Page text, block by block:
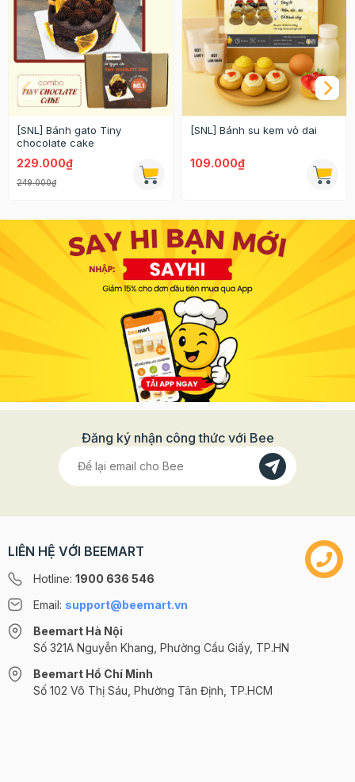
[SNL] Bánh gato Tiny
chocolate cake
229.000₫
249.000₫
[SNL] Bánh su kem vỏ dai
109.000₫
Đăng ký nhận công thức với Bee
LIÊN HỆ VỚI BEEMART
Hotline: 1900 636 546
Email: support@beemart.vn
Beemart Hà Nội
Số 321A Nguyễn Khang, Phường Cầu Giấy, TP.HN
Beemart Hồ Chí Minh
Số 102 Võ Thị Sáu, Phường Tân Định, TP.HCM